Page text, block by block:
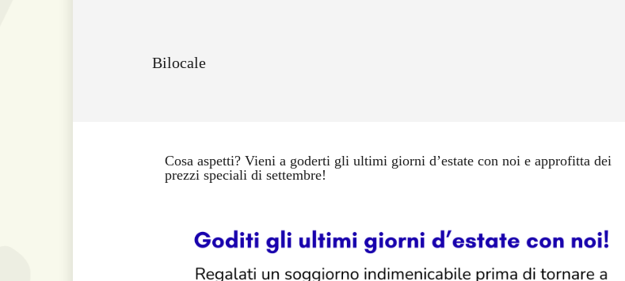
Bilocale
Cosa aspetti? Vieni a goderti gli ultimi giorni d’estate con noi e approfitta dei
prezzi speciali di settembre!